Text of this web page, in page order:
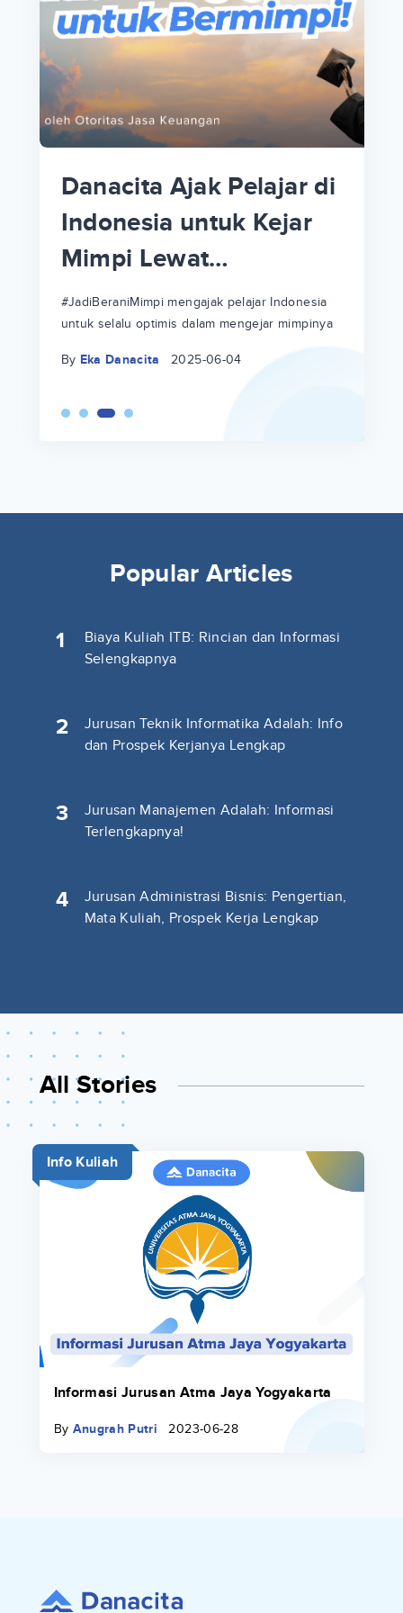
Danacita Ajak Pelajar di
Indonesia untuk Kejar
Mimpi Lewat
#JadiBeraniMimpi
#JadiBeraniMimpi mengajak pelajar Indonesia
untuk selalu optimis dalam mengejar mimpinya
By Eka Danacita 2025-06-04
Popular Articles
1
Biaya Kuliah ITB: Rincian dan Informasi
Selengkapnya
2
Jurusan Teknik Informatika Adalah: Info
dan Prospek Kerjanya Lengkap
3
Jurusan Manajemen Adalah: Informasi
Terlengkapnya!
4
Jurusan Administrasi Bisnis: Pengertian,
Mata Kuliah, Prospek Kerja Lengkap
All Stories
Info Kuliah
Informasi Jurusan Atma Jaya Yogyakarta
By Anugrah Putri 2023-06-28